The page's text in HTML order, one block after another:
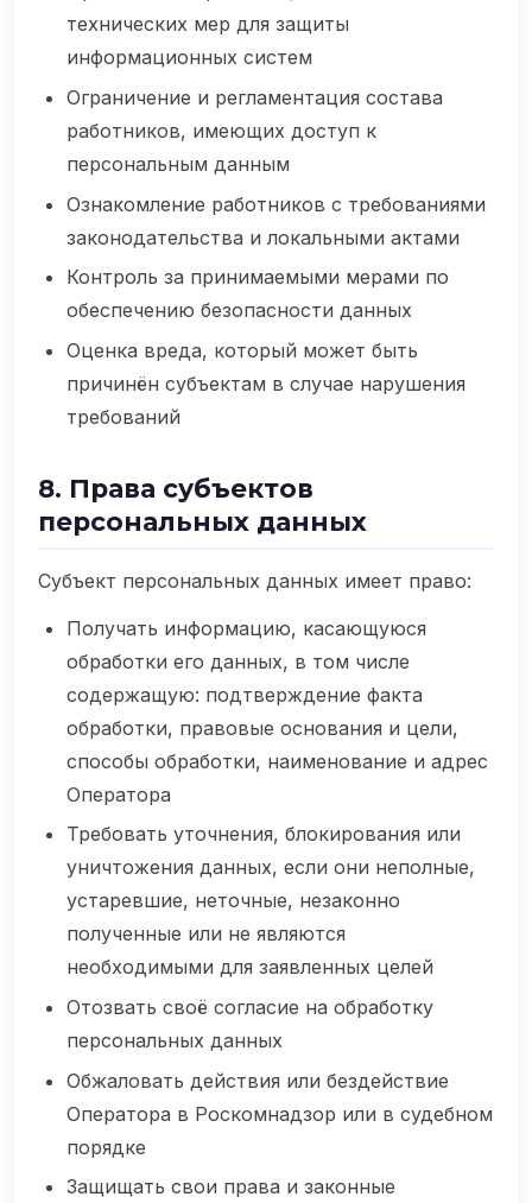
технических мер для защиты
информационных систем
Ограничение и регламентация состава
работников, имеющих доступ к
персональным данным
Ознакомление работников с требованиями
законодательства и локальными актами
Контроль за принимаемыми мерами по
обеспечению безопасности данных
Оценка вреда, который может быть
причинён субъектам в случае нарушения
требований
8. Права субъектов
персональных данных
Субъект персональных данных имеет право:
Получать информацию, касающуюся
обработки его данных, в том числе
содержащую: подтверждение факта
обработки, правовые основания и цели,
способы обработки, наименование и адрес
Оператора
Требовать уточнения, блокирования или
уничтожения данных, если они неполные,
устаревшие, неточные, незаконно
полученные или не являются
необходимыми для заявленных целей
Отозвать своё согласие на обработку
персональных данных
Обжаловать действия или бездействие
Оператора в Роскомнадзор или в судебном
порядке
Защищать свои права и законные